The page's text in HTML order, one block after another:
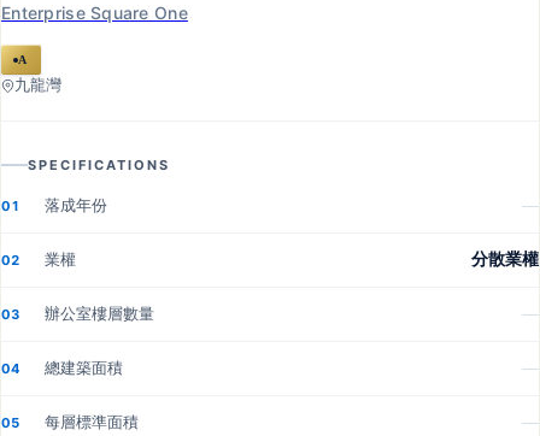
Enterprise Square One
A
九龍灣
SPECIFICATIONS
01 落成年份 —
02 業權 分散業權
03 辦公室樓層數量 —
04 總建築面積 —
05 每層標準面積 —